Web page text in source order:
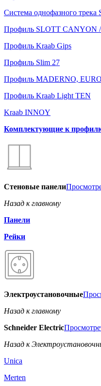
Система однофазного
Профиль SLOTT
Профиль Kraab Gips
Профиль Slim 27
Профиль MADERNO,
Профиль Kraab Light TEN
Kraab INNOY
Комплектующие к
Стеновые панели
Назад к главному
Панели
Рейки
Электроустановочные
Назад к главному
Schneider Electric
Назад к
Unica
Merten